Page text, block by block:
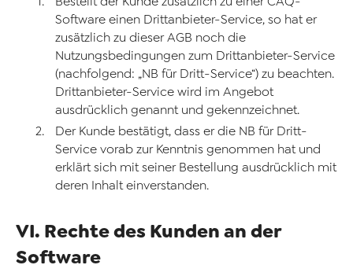
Software einen Drittanbieter-Service, so hat er
zusätzlich zu dieser AGB noch die
Nutzungsbedingungen zum Drittanbieter-Service
(nachfolgend: „NB für Dritt-Service“) zu beachten.
Drittanbieter-Service wird im Angebot
ausdrücklich genannt und gekennzeichnet.
Der Kunde bestätigt, dass er die NB für Dritt-
Service vorab zur Kenntnis genommen hat und
erklärt sich mit seiner Bestellung ausdrücklich mit
deren Inhalt einverstanden.
VI. Rechte des Kunden an der
Software